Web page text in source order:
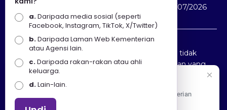
7100
30/07/2026
Penafian : Kerajaan Malaysia dan Kementerian
Pelancongan Seni dan Budaya (MOTAC) adalah tidak
bertanggungjawab atas kehilangan atau kerugian yang
disebabkan oleh penggunaan mana-mana maklumat
yang diperolehi dari portal ini.
a.Daripada media sosial (seperti
Facebook, Instagram, TikTok, X/Twitter)
b.Daripada Laman Web Kementerian
atau Agensi lain.
c.Daripada rakan-rakan atau ahli
keluarga.
d.Lain-lain.
Apa Khabar! Selamat datang ke Portal Rasmi Kementerian
Pelancongan, Seni dan Budaya